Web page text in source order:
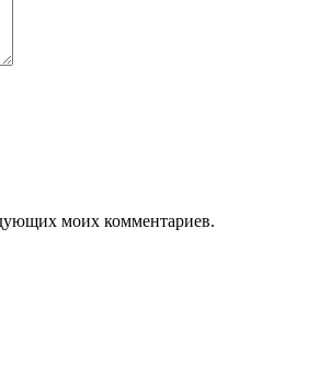
моих комментариев.